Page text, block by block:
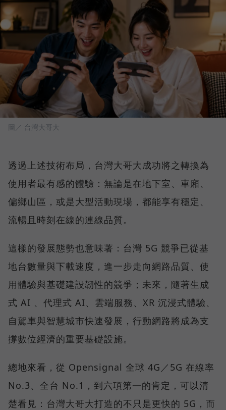
圖／ 台灣大哥大
透過上述技術布局，台灣大哥大成功將之轉換為
使用者最有感的體驗：無論是在地下室、車廂、
偏鄉山區，或是大型活動現場，都能享有穩定、
流暢且時刻在線的連線品質。
這樣的發展態勢也意味著：台灣 5G 競爭已從基
地台數量與下載速度，進一步走向網路品質、使
用體驗與基礎建設韌性的競爭；未來，隨著生成
式 AI 、代理式 AI、雲端服務、XR 沉浸式體驗、
自駕車與智慧城市快速發展，行動網路將成為支
撐數位經濟的重要基礎設施。
總地來看，從 Opensignal 全球 4G／5G 在線率
No.3、全台 No.1，到六項第一的肯定，可以清
楚看見：台灣大哥大打造的不只是更快的 5G，而